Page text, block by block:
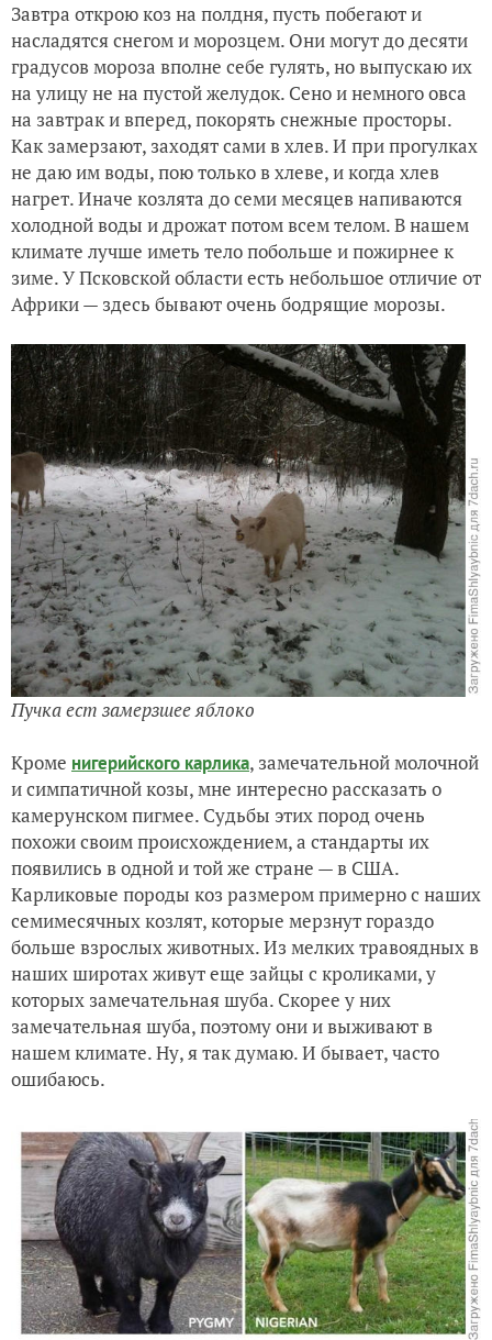
Завтра открою коз на полдня, пусть побегают и
насладятся снегом и морозцем. Они могут до десяти
градусов мороза вполне себе гулять, но выпускаю их
на улицу не на пустой желудок. Сено и немного овса
на завтрак и вперед, покорять снежные просторы.
Как замерзают, заходят сами в хлев. И при прогулках
не даю им воды, пою только в хлеве, и когда хлев
нагрет. Иначе козлята до семи месяцев напиваются
холодной воды и дрожат потом всем телом. В нашем
климате лучше иметь тело побольше и пожирнее к
зиме. У Псковской области есть небольшое отличие от
Африки — здесь бывают очень бодрящие морозы.
Пучка ест замерзшее яблоко
Кроме нигерийского карлика, замечательной молочной
и симпатичной козы, мне интересно рассказать о
камерунском пигмее. Судьбы этих пород очень
похожи своим происхождением, а стандарты их
появились в одной и той же стране — в США.
Карликовые породы коз размером примерно с наших
семимесячных козлят, которые мерзнут гораздо
больше взрослых животных. Из мелких травоядных в
наших широтах живут еще зайцы с кроликами, у
которых замечательная шуба. Скорее у них
замечательная шуба, поэтому они и выживают в
нашем климате. Ну, я так думаю. И бывает, часто
ошибаюсь.